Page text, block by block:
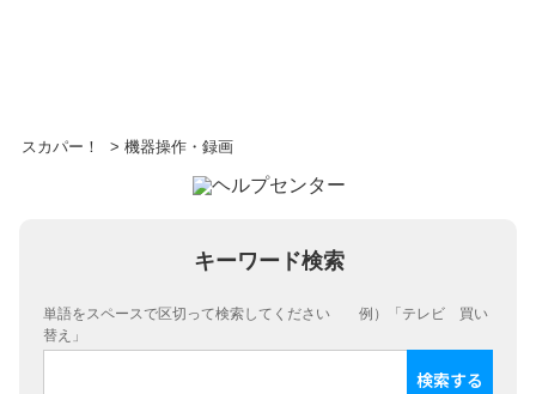
スカパー！ > 機器操作・録画
キーワード検索
単語をスペースで区切って検索してください 例）「テレビ 買い
替え」